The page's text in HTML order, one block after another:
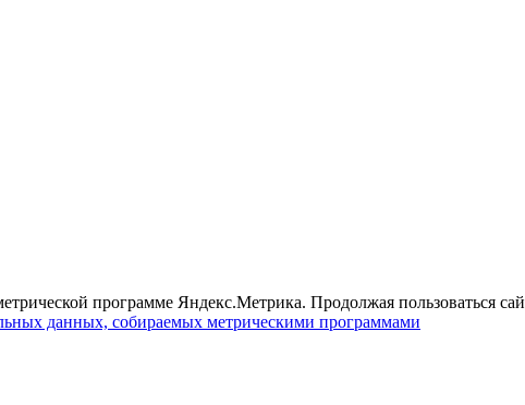
программе Яндекс.Метрика. Продолжая пользоваться
данных, собираемых метрическими программами